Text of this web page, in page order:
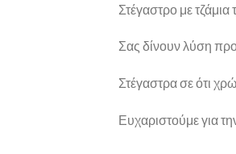
Στέγαστρο με τζάμια
Σας δίνουν λύση
Στέγαστρα σε ότι
Ευχαριστούμε για